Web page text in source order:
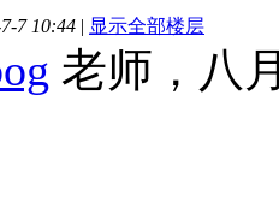
7 10:44 | 显示全部楼层
老师，八